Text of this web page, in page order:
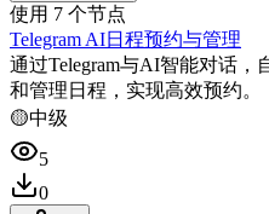
使用 7 个节点
Telegram AI日程预约与管理
通过Telegram与AI智能对话，
和管理日程，实现高效预约。
🟡中级
5
0